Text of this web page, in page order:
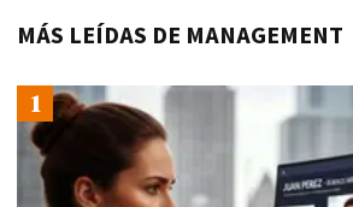
MÁS LEÍDAS DE MANAGEMENT